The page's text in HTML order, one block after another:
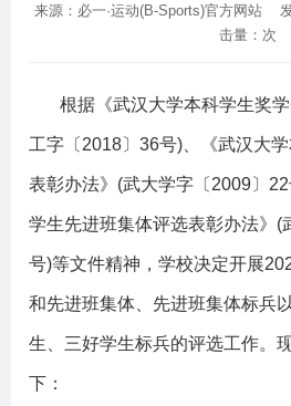
来源：必一·运动(B-Sports)官方网
击量： 次
根据《武汉大学本科学生奖学
工字〔 2018〕36号) 、《武汉大
表彰办法》 (武大学字〔 2009〕 22
学生先进班集体评选表彰办法》 (
号)等文件精神，学校决定开展
和先进班集体、先进班集体标兵
生、三好学生标兵的评选工作。
下：